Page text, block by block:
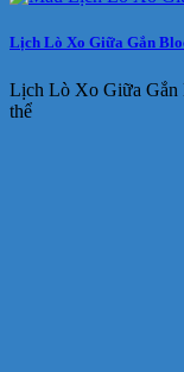
Lịch Lò Xo Giữa Gắn
Lịch Lò Xo Giữa Gắn
thể